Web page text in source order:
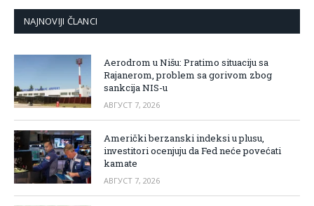
NAJNOVIJI ČLANCI
Aerodrom u Nišu: Pratimo situaciju sa
Rajanerom, problem sa gorivom zbog
sankcija NIS-u
АВГУСТ 7, 2026
Američki berzanski indeksi u plusu,
investitori ocenjuju da Fed neće povećati
kamate
АВГУСТ 7, 2026